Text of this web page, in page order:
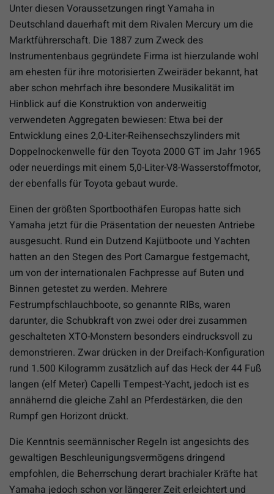
Unter diesen Voraussetzungen ringt Yamaha in
Deutschland dauerhaft mit dem Rivalen Mercury um die
Marktführerschaft. Die 1887 zum Zweck des
Instrumentenbaus gegründete Firma ist hierzulande wohl
am ehesten für ihre motorisierten Zweiräder bekannt, hat
aber schon mehrfach ihre besondere Musikalität im
Hinblick auf die Konstruktion von anderweitig
verwendeten Aggregaten bewiesen: Etwa bei der
Entwicklung eines 2,0-Liter-Reihensechszylinders mit
Doppelnockenwelle für den Toyota 2000 GT im Jahr 1965
oder neuerdings mit einem 5,0-Liter-V8-Wasserstoffmotor,
der ebenfalls für Toyota gebaut wurde.
Einen der größten Sportboothäfen Europas hatte sich
Yamaha jetzt für die Präsentation der neuesten Antriebe
ausgesucht. Rund ein Dutzend Kajütboote und Yachten
hatten an den Stegen des Port Camargue festgemacht,
um von der internationalen Fachpresse auf Buten und
Binnen getestet zu werden. Mehrere
Festrumpfschlauchboote, so genannte RIBs, waren
darunter, die Schubkraft von zwei oder drei zusammen
geschalteten XTO-Monstern besonders eindrucksvoll zu
demonstrieren. Zwar drücken in der Dreifach-Konfiguration
rund 1.500 Kilogramm zusätzlich auf das Heck der 44 Fuß
langen (elf Meter) Capelli Tempest-Yacht, jedoch ist es
annähernd die gleiche Zahl an Pferdestärken, die den
Rumpf gen Horizont drückt.
Die Kenntnis seemännischer Regeln ist angesichts des
gewaltigen Beschleunigungsvermögens dringend
empfohlen, die Beherrschung derart brachialer Kräfte hat
Yamaha jedoch schon vor längerer Zeit erleichtert und